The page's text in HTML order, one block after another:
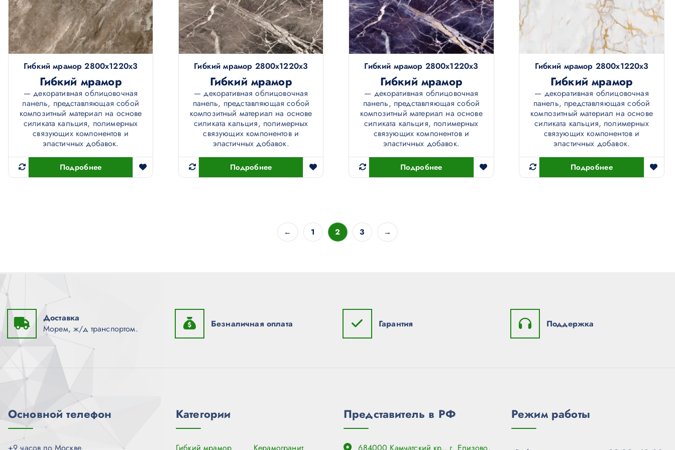
Гибкий мрамор 2800х1220х3
Гибкий мрамор
— декоративная облицовочная
панель, представляющая собой
композитный материал на основе
силиката кальция, полимерных
связующих компонентов и
эластичных добавок.
Подробнее
Гибкий мрамор 2800х1220х3
Гибкий мрамор
— декоративная облицовочная
панель, представляющая собой
композитный материал на основе
силиката кальция, полимерных
связующих компонентов и
эластичных добавок.
Подробнее
Гибкий мрамор 2800х1220х3
Гибкий мрамор
— декоративная облицовочная
панель, представляющая собой
композитный материал на основе
силиката кальция, полимерных
связующих компонентов и
эластичных добавок.
Подробнее
Гибкий мрамор 2800х1220х3
Гибкий мрамор
— декоративная облицовочная
панель, представляющая собой
композитный материал на основе
силиката кальция, полимерных
связующих компонентов и
эластичных добавок.
Подробнее
← 1 2 3 →
Доставка
Морем, ж/д транспортом.
Безналичная оплата Гарантия Поддержка
Основной телефон Категории Представитель в РФ Режим работы